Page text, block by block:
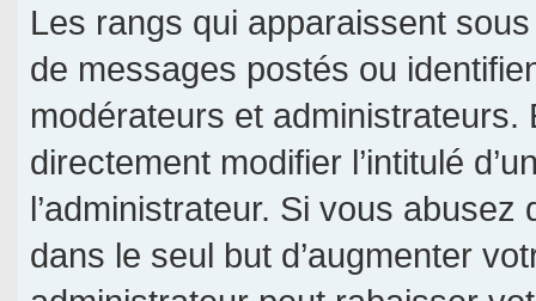
Les rangs qui apparaissent
de messages postés ou
modérateurs et
directement modifier l’intitulé
l’administrateur. Si vous
dans le seul but d’augmenter